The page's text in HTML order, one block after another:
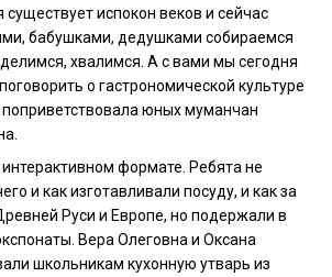
существует испокон веков и сейчас
бабушками, дедушками собираемся
хвалимся. А с вами мы сегодня
о гастрономической культуре
юных муманчан
формате. Ребята не
и как изготавливали посуду, и как за
Руси и Европе, но подержали в
Вера Олеговна и Оксана
школьникам кухонную утварь из